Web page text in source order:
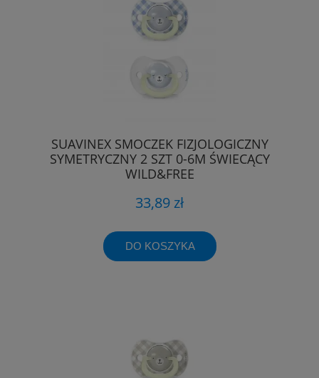
SUAVINEX SMOCZEK FIZJOLOGICZNY
SYMETRYCZNY 2 SZT 0-6M ŚWIECĄCY
WILD&FREE
33,89 zł
DO KOSZYKA